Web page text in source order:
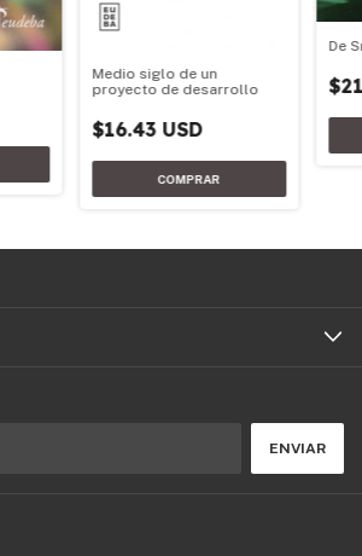
Medio siglo de un
proyecto de desarrollo
$16.43 USD
De